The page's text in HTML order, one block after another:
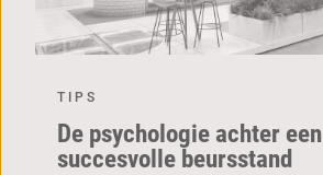
TIPS
De psychologie achter een
succesvolle beursstand